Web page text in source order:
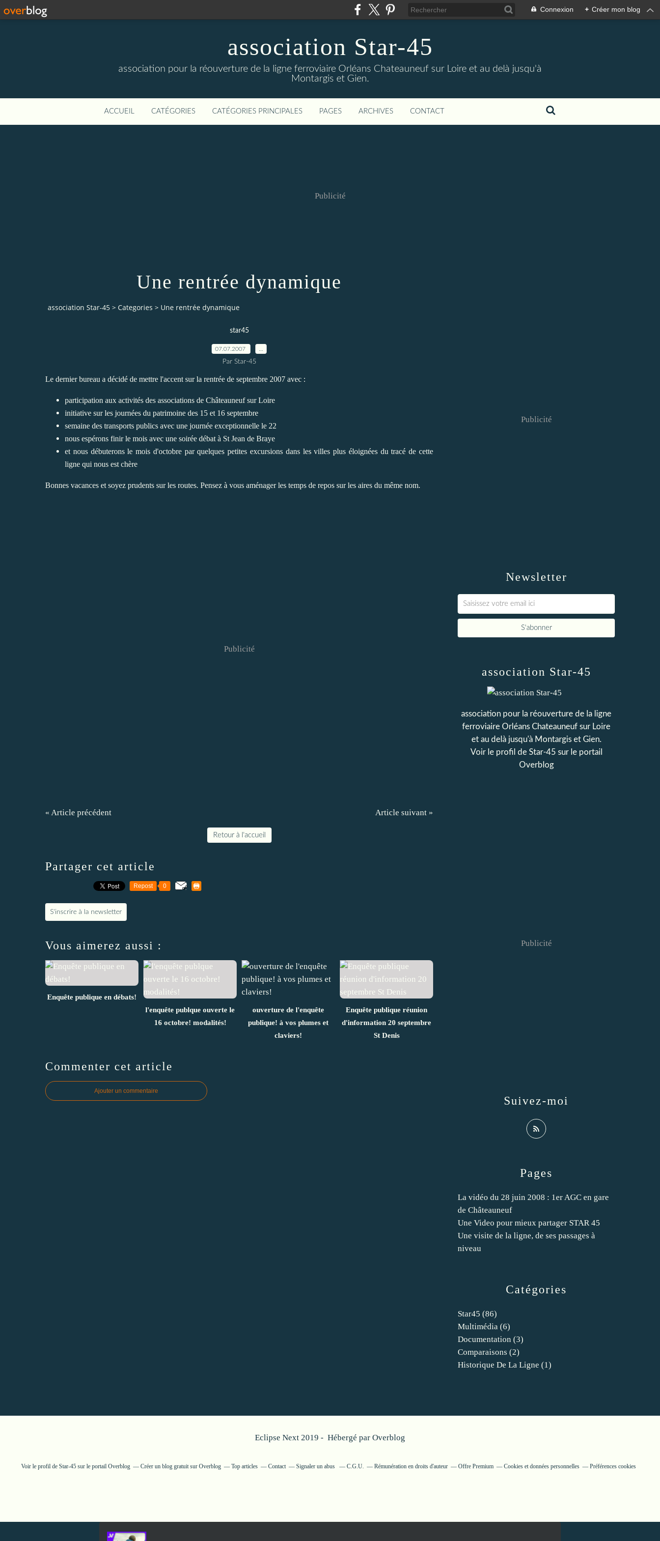
Connexion + Créer mon blog
association Star-45
association pour la réouverture de la ligne ferroviaire Orléans Chateauneuf sur Loire et au delà jusqu'à
Montargis et Gien.
ACCUEIL CATÉGORIES CATÉGORIES PRINCIPALES PAGES ARCHIVES CONTACT
Publicité
Une rentrée dynamique
association Star-45 > Categories > Une rentrée dynamique
star45
07.07.2007
Par Star-45
Le dernier bureau a décidé de mettre l'accent sur la rentrée de septembre 2007 avec :
participation aux activités des associations de Châteauneuf sur Loire
initiative sur les journées du patrimoine des 15 et 16 septembre
semaine des transports publics avec une journée exceptionnelle le 22
nous espérons finir le mois avec une soirée débat à St Jean de Braye
et nous débuterons le mois d'octobre par quelques petites excursions dans les villes plus éloignées du tracé de cette
ligne qui nous est chère
Bonnes vacances et soyez prudents sur les routes. Pensez à vous aménager les temps de repos sur les aires du même nom.
Publicité
« Article précédent Article suivant »
Retour à l'accueil
Partager cet article
Repost 0
S'inscrire à la newsletter
Vous aimerez aussi :
Enquête publique en débats!
l'enquête publque ouverte le
16 octobre! modalités!
ouverture de l'enquête
publique! à vos plumes et
claviers!
Enquête publique réunion
d'information 20 septembre
St Denis
Commenter cet article
Ajouter un commentaire
Newsletter
Publicité
Catégories
Star45 (86)
Multimédia (6)
Documentation (3)
Comparaisons (2)
Historique De La Ligne (1)
Pages
La vidéo du 28 juin 2008 : 1er AGC en gare
de Châteauneuf
Une Video pour mieux partager STAR 45
Une visite de la ligne, de ses passages à
niveau
association Star-45
association pour la réouverture de la ligne
ferroviaire Orléans Chateauneuf sur Loire
et au delà jusqu'à Montargis et Gien.
Voir le profil de Star-45 sur le portail
Overblog
Suivez-moi
Publicité
Eclipse Next 2019 - Hébergé par Overblog
Voir le profil de Star-45 sur le portail Overblog Créer un blog gratuit sur Overblog Top articles Contact Signaler un abus C.G.U. Rémunération en droits d'auteur Offre Premium Cookies et données personnelles Préférences cookies